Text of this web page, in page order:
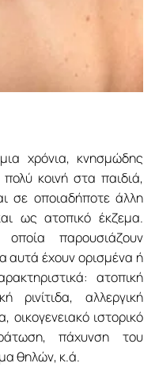
χρόνια, κνησμώδης
κοινή στα παιδιά,
σε οποιαδήποτε άλλη
ως ατοπικό έκζεμα.
παρουσιάζουν
αυτά έχουν ορισμένα ή
ατοπική
ρινίτιδα, αλλεργική
οικογενειακό ιστορικό
πάχυνση του
θηλών, κ.ά.